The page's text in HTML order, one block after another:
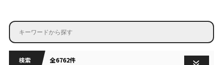
検索 全6762件